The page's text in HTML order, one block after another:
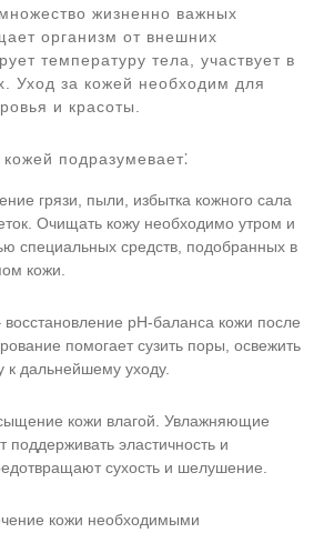
жизненно важных
организм от внешних
температуру тела, участвует в
Уход за кожей необходим для
и красоты.
подразумевает⁚
грязи, пыли, избытка кожного сала
Очищать кожу необходимо утром и
специальных средств, подобранных в
кожи.
восстановление pH-баланса кожи после
помогает сузить поры, освежить
к дальнейшему уходу.
кожи влагой. Увлажняющие
поддерживать эластичность и
сухость и шелушение.
кожи необходимыми